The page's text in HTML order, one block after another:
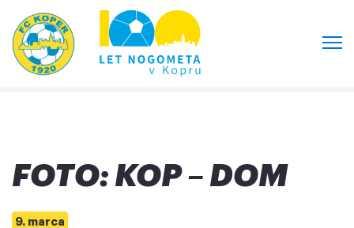
FOTO: KOP – DOM
9. marca